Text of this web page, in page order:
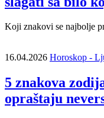
Koji znakovi se najbolje
16.04.2026 Horoskop -
5 znakova
opraštaju